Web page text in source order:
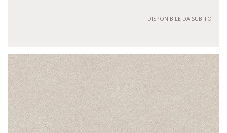
DISPONIBILE DA SUBITO